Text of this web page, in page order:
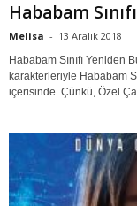
Hababam
Melisa - 13 Aralık 2018
Hababam Sınıfı Yeniden
karakterleriyle Hababam
içerisinde. Çünkü, Özel